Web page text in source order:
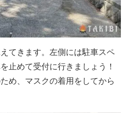
てきます。左側には駐車スペ
止めて受付に行きましょう！
め、マスクの着用をしてから